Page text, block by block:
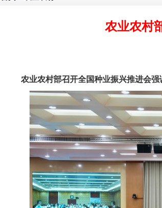
农业农村
农业农村部召开全国种业振兴推进会强